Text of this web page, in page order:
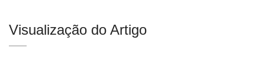
Visualização do Artigo